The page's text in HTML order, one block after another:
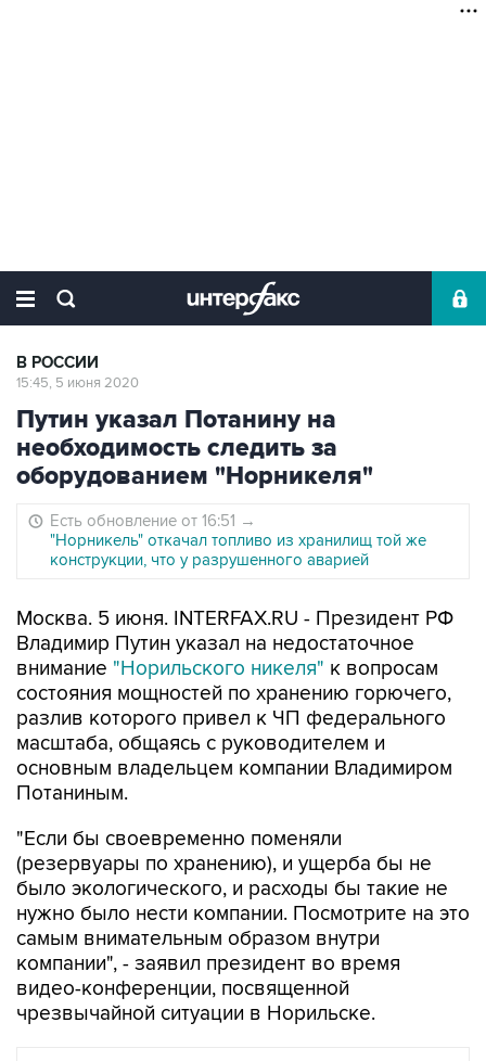
В РОССИИ
15:45, 5 июня 2020
Путин указал Потанину на
необходимость следить за
оборудованием "Норникеля"
Есть обновление от 16:51 →
"Норникель" откачал топливо из хранилищ той же
конструкции, что у разрушенного аварией
Москва. 5 июня. INTERFAX.RU - Президент РФ
Владимир Путин указал на недостаточное
внимание "Норильского никеля" к вопросам
состояния мощностей по хранению горючего,
разлив которого привел к ЧП федерального
масштаба, общаясь с руководителем и
основным владельцем компании Владимиром
Потаниным.
"Если бы своевременно поменяли
(резервуары по хранению), и ущерба бы не
было экологического, и расходы бы такие не
нужно было нести компании. Посмотрите на это
самым внимательным образом внутри
компании", - заявил президент во время
видео-конференции, посвященной
чрезвычайной ситуации в Норильске.